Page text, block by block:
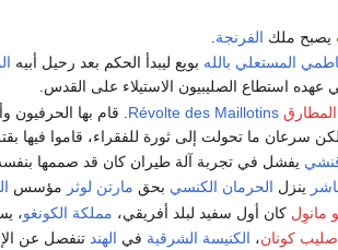
يصبح ملك الفرنجة
المستعلي بالله بويع ليبدأ الحكم بعد رحيل أبيه
عهده استطاع الصليبيون الاستيلاء على القدس.
Révolte des Maillotins . قام بها
سرعان ما تحولت إلى ثورة للفقراء، قاموا فيها
يفشل في تجربة آلة طيران كان قد صممها
ينزل الحرمان الكنسي بحق مارتن لوثر مؤسس
مانوِل كان أول سفيد لبلد أفريقي، مملكة الكونغو،
كونان، الكنيسة الشرقية في الهند تنفصل عن